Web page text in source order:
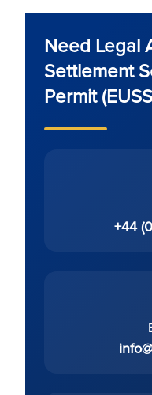
Need Legal
Settlement
Permit
+44